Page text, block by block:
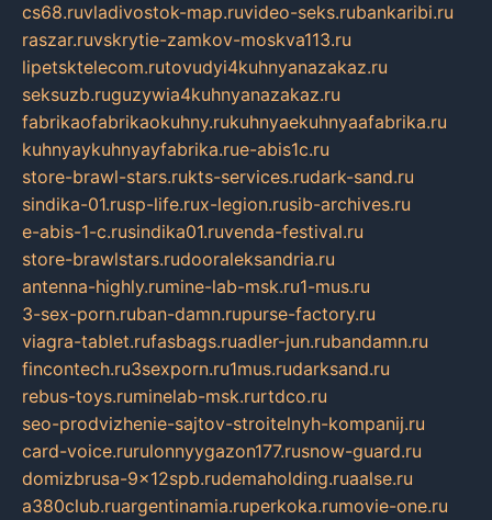
cs68.ruvladivostok-map.ruvideo-seks.rubankaribi.ru
raszar.ruvskrytie-zamkov-moskva113.ru
lipetsktelecom.rutovudyi4kuhnyanazakaz.ru
seksuzb.ruguzywia4kuhnyanazakaz.ru
fabrikaofabrikaokuhny.rukuhnyaekuhnyaafabrika.ru
kuhnyaykuhnyayfabrika.rue-abis1c.ru
store-brawl-stars.rukts-services.rudark-sand.ru
sindika-01.rusp-life.rux-legion.rusib-archives.ru
e-abis-1-c.rusindika01.ruvenda-festival.ru
store-brawlstars.rudooraleksandria.ru
antenna-highly.rumine-lab-msk.ru1-mus.ru
3-sex-porn.ruban-damn.rupurse-factory.ru
viagra-tablet.rufasbags.ruadler-jun.rubandamn.ru
fincontech.ru3sexporn.ru1mus.rudarksand.ru
rebus-toys.ruminelab-msk.rurtdco.ru
seo-prodvizhenie-sajtov-stroitelnyh-kompanij.ru
card-voice.rurulonnyygazon177.rusnow-guard.ru
domizbrusa-9x12spb.rudemaholding.ruaalse.ru
a380club.ruargentinamia.ruperkoka.rumovie-one.ru